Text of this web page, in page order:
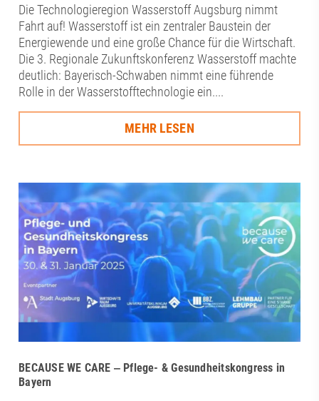
Die Technologieregion Wasserstoff Augsburg nimmt
Fahrt auf! Wasserstoff ist ein zentraler Baustein der
Energiewende und eine große Chance für die Wirtschaft.
Die 3. Regionale Zukunftskonferenz Wasserstoff machte
deutlich: Bayerisch-Schwaben nimmt eine führende
Rolle in der Wasserstofftechnologie ein....
MEHR LESEN
BECAUSE WE CARE ‒ Pflege- & Gesundheitskongress in
Bayern